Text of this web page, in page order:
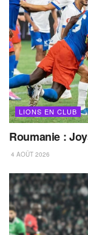
LIONS EN CLUB
Roumanie :
4 AOÛT 2026